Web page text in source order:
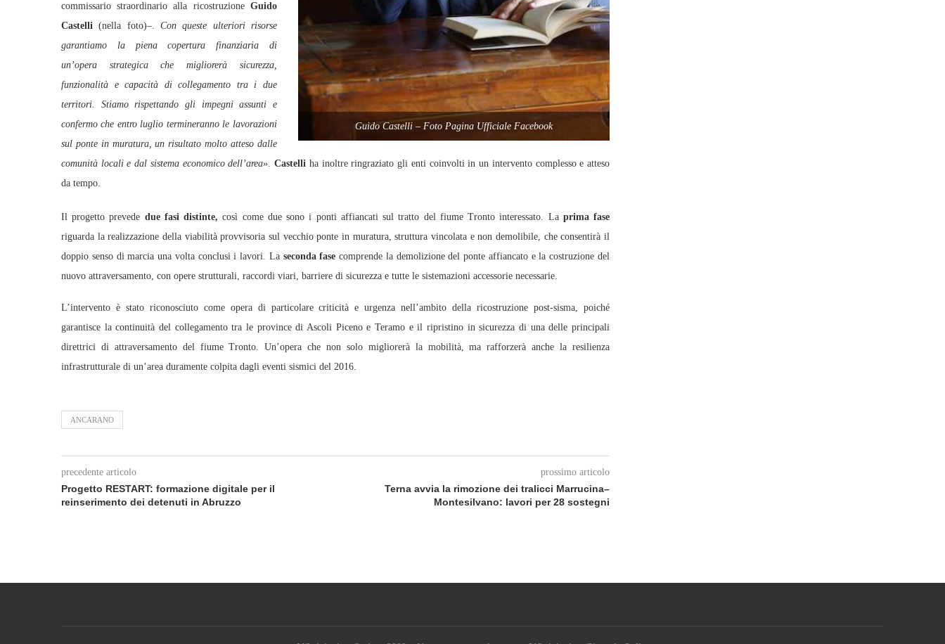
Guido Castelli – Foto Pagina Ufficiale Facebook
commissario straordinario alla ricostruzioneGuido
Castelli (nella foto)–. Con queste ulteriori risorse
garantiamo la piena copertura finanziaria di
un’opera strategica che migliorerà sicurezza,
funzionalità e capacità di collegamento tra i due
territori. Stiamo rispettando gli impegni assunti e
confermo che entro luglio termineranno le lavorazioni
sul ponte in muratura, un risultato molto atteso dalle
comunità locali e dal sistema economico dell’area».Castelli ha inoltre ringraziato gli enti coinvolti in un intervento complesso e atteso
da tempo.
Il progetto prevede due fasi distinte, così come due sono i ponti affiancati sul tratto del fiume Tronto interessato. La prima fase
riguarda la realizzazione della viabilità provvisoria sul vecchio ponte in muratura, struttura vincolata e non demolibile, che consentirà il
doppio senso di marcia una volta conclusi i lavori. La seconda fase comprende la demolizione del ponte affiancato e la costruzione del
nuovo attraversamento, con opere strutturali, raccordi viari, barriere di sicurezza e tutte le sistemazioni accessorie necessarie.
L’intervento è stato riconosciuto come opera di particolare criticità e urgenza nell’ambito della ricostruzione post-sisma, poiché
garantisce la continuità del collegamento tra le province di Ascoli Piceno e Teramo e il ripristino in sicurezza di una delle principali
direttrici di attraversamento del fiume Tronto. Un’opera che non solo migliorerà la mobilità, ma rafforzerà anche la resilienza
infrastrutturale di un’area duramente colpita dagli eventi sismici del 2016.
ANCARANO
precedente articolo
Progetto RESTART: formazione digitale per il
reinserimento dei detenuti in Abruzzo
prossimo articolo
Terna avvia la rimozione dei tralicci Marrucina–
Montesilvano: lavori per 28 sostegni